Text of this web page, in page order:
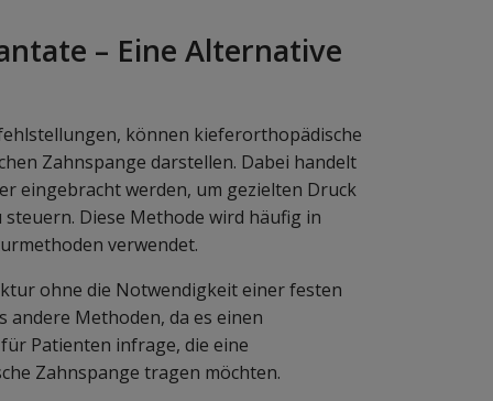
– Eine Alternative
können kieferorthopädische
Zahnspange darstellen. Dabei handelt
eingebracht werden, um gezielten Druck
Diese Methode wird häufig in
verwendet.
ohne die Notwendigkeit einer festen
andere Methoden, da es einen
Patienten infrage, die eine
Zahnspange tragen möchten.